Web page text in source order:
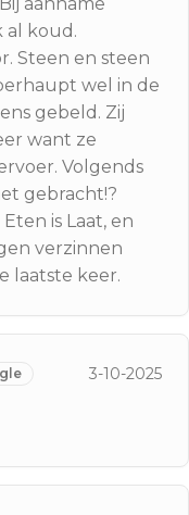
al koud.
Steen en steen
wel in de
gebeld. Zij
want ze
Volgends
gebracht!?
is Laat, en
verzinnen
laatste keer.
3-10-2025